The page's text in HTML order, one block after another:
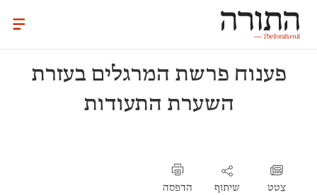
פענוח פרשת המרגלים בעזרת
השערת התעודות
הדפסה שיתוף צטט